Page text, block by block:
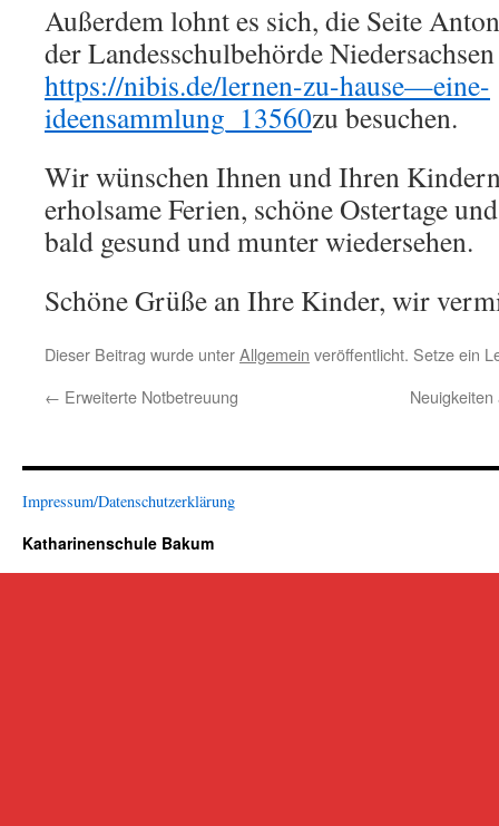
Außerdem lohnt es sich, die Seite
der Landesschulbehörde Niedersachsen
https://nibis.de/lernen-zu-hause—eine-
ideensammlung_13560zu besuchen.
Wir wünschen Ihnen und Ihren
erholsame Ferien, schöne Ostertage
bald gesund und munter wiedersehen.
Schöne Grüße an Ihre Kinder, wir
Dieser Beitrag wurde unterAllgemein veröffentlicht. Setze ein
← Erweiterte Notbetreuung
Impressum/Datenschutzerklärung
Katharinenschule Bakum